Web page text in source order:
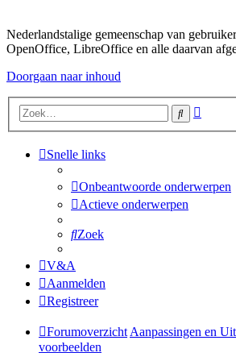
Nederlandstalige gemeenschap van
OpenOffice, LibreOffice en alle daarvan
Doorgaan naar inhoud
Zoek
Snelle links
Onbeantwoorde onderwerpen
Actieve onderwerpen
Zoek
V&A
Aanmelden
Registreer
Forumoverzicht Aanpassingen en
voorbeelden